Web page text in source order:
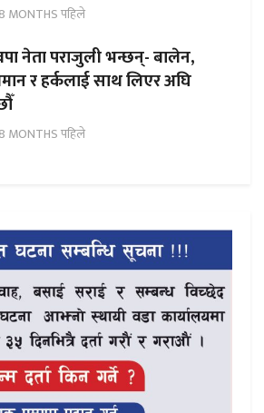
8 MONTHS पहिले
नेता पराजुली भन्छन्- बालेन,
र हर्कलाई साथ लिएर अघि
8 MONTHS पहिले